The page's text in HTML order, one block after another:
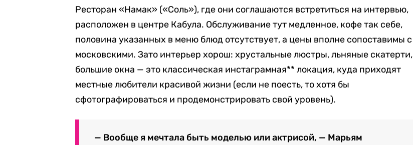
Ресторан «Намак» («Соль»), где они соглашаются встретиться на интервью,
расположен в центре Кабула. Обслуживание тут медленное, кофе так себе,
половина указанных в меню блюд отсутствует, а цены вполне сопоставимы с
московскими. Зато интерьер хорош: хрустальные люстры, льняные скатерти,
большие окна — это классическая инстаграмная** локация, куда приходят
местные любители красивой жизни (если не поесть, то хотя бы
сфотографироваться и продемонстрировать свой уровень).
— Вообще я мечтала быть моделью или актрисой, — Марьям